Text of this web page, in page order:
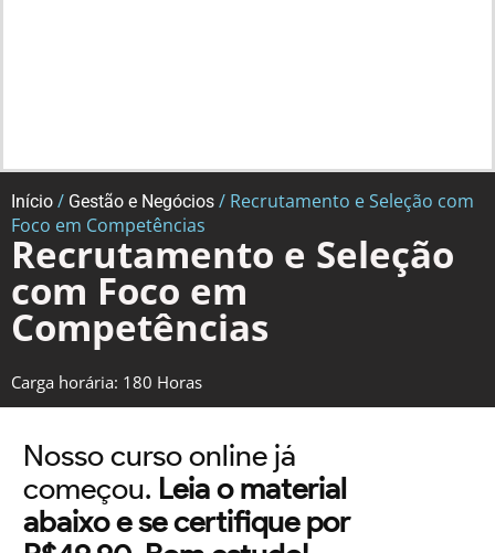
Início / Gestão e Negócios / Recrutamento e Seleção com
Foco em Competências
Recrutamento e Seleção
com Foco em
Competências
Carga horária: 180 Horas
Nosso curso online já
começou. Leia o material
abaixo e se certifique por